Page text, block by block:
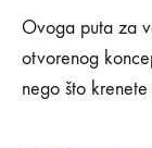
Ovoga puta za
otvorenog
nego što